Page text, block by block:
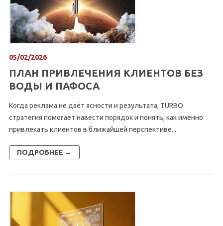
05/02/2026
ПЛАН ПРИВЛЕЧЕНИЯ КЛИЕНТОВ БЕЗ
ВОДЫ И ПАФОСА
Когда реклама не даёт ясности и результата, TURBO
стратегия помогает навести порядок и понять, как именно
привлекать клиентов в ближайшей перспективе...
ПОДРОБНЕЕ →